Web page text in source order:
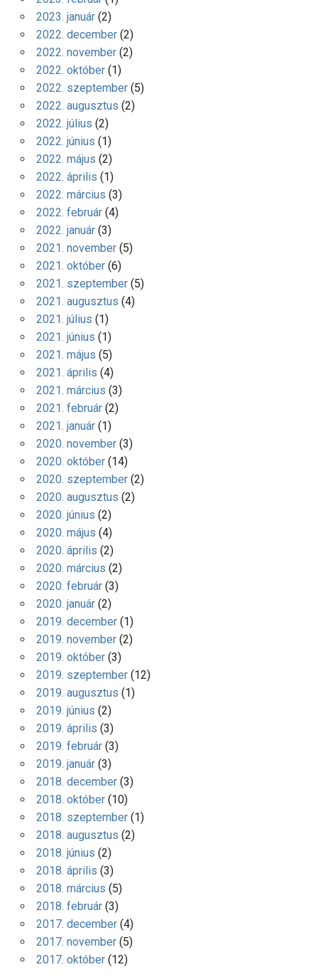
2023. január(2)
2022. december(2)
2022. november(2)
2022. október(1)
2022. szeptember(5)
2022. augusztus (2)
2022. július (2)
2022. június (1)
2022. május (2)
2022. április (1)
2022. március (3)
2022. február(4)
2022. január(3)
2021. november(5)
2021. október(6)
2021. szeptember(5)
2021. augusztus (4)
2021. július (1)
2021. június (1)
2021. május (5)
2021. április (4)
2021. március (3)
2021. február(2)
2021. január(1)
2020. november(3)
2020. október(14)
2020. szeptember(2)
2020. augusztus (2)
2020. június (2)
2020. május (4)
2020. április (2)
2020. március (2)
2020. február(3)
2020. január(2)
2019. december(1)
2019. november(2)
2019. október(3)
2019. szeptember(12)
2019. augusztus (1)
2019. június (2)
2019. április (3)
2019. február(3)
2019. január(3)
2018. december(3)
2018. október(10)
2018. szeptember(1)
2018. augusztus (2)
2018. június (2)
2018. április (3)
2018. március (5)
2018. február(3)
2017. december(4)
2017. november(5)
2017. október(12)